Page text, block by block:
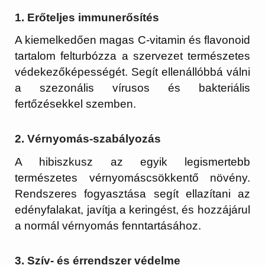
1. Erőteljes immunerősítés
A kiemelkedően magas C-vitamin és flavonoid
tartalom felturbózza a szervezet természetes
védekezőképességét. Segít ellenállóbbá válni
a szezonális vírusos és bakteriális
fertőzésekkel szemben.
2. Vérnyomás-szabályozás
A hibiszkusz az egyik legismertebb
természetes vérnyomáscsökkentő növény.
Rendszeres fogyasztása segít ellazítani az
edényfalakat, javítja a keringést, és hozzájárul
a normál vérnyomás fenntartásához.
3. Szív- és érrendszer védelme